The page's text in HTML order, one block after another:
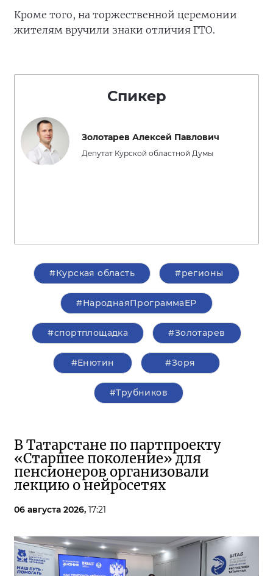
Кроме того, на торжественной церемонии
жителям вручили знаки отличия ГТО.
Спикер
Золотарев Алексей Павлович
Депутат Курской областной Думы
#Курская область #регионы
#НароднаяПрограммаЕР
#спортплощадка #Золотарев
#Енютин #Зоря
#Трубников
В Татарстане по партпроекту
«Старшее поколение» для
пенсионеров организовали
лекцию о нейросетях
06 августа 2026, 17:21